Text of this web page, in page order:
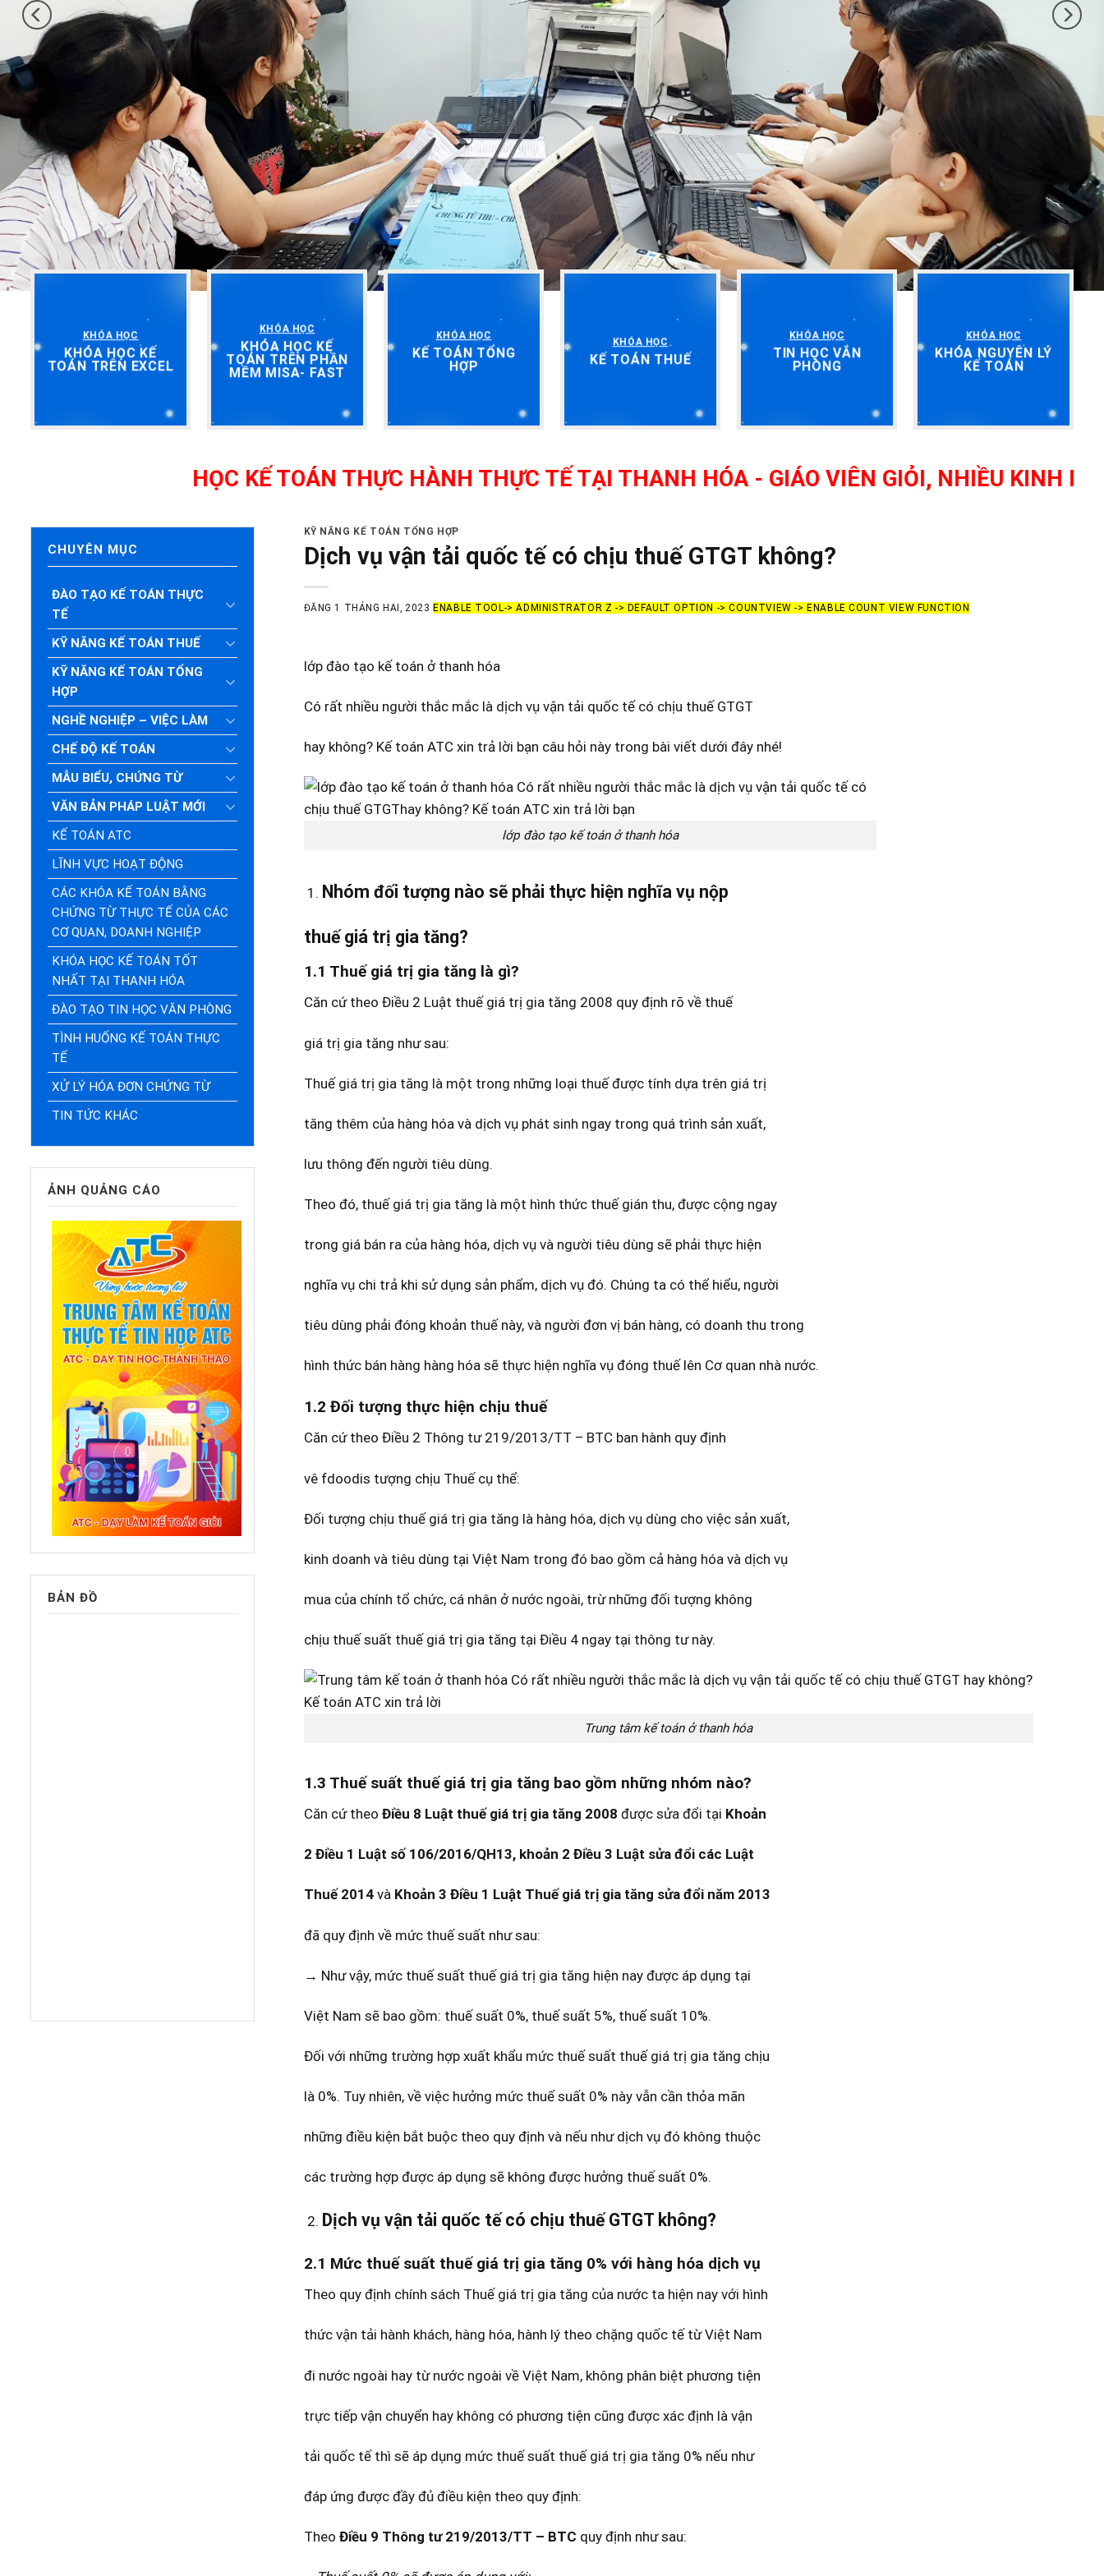
KHÓA HỌC
KHÓA HỌC KẾ
TOÁN TRÊN EXCEL
KHÓA HỌC
KHÓA HỌC KẾ
TOÁN TRÊN PHẦN
MỀM MISA- FAST
KHÓA HỌC
KẾ TOÁN TỔNG
HỢP
KHÓA HỌC
KẾ TOÁN THUẾ
KHÓA HỌC
TIN HỌC VĂN
PHÒNG
KHÓA HỌC
KHÓA NGUYÊN LÝ
KẾ TOÁN
HỌC KẾ TOÁN THỰC HÀNH THỰC TẾ TẠI THANH HÓA - GIÁO VIÊN GIỎI, NHIỀU KINH NGHIỆM
CHUYÊN MỤC
ĐÀO TẠO KẾ TOÁN THỰC
TẾ
KỸ NĂNG KẾ TOÁN THUẾ
KỸ NĂNG KẾ TOÁN TỔNG
HỢP
NGHỀ NGHIỆP – VIỆC LÀM
CHẾ ĐỘ KẾ TOÁN
MẪU BIỂU, CHỨNG TỪ
VĂN BẢN PHÁP LUẬT MỚI
KẾ TOÁN ATC
LĨNH VỰC HOẠT ĐỘNG
CÁC KHÓA KẾ TOÁN BẰNG
CHỨNG TỪ THỰC TẾ CỦA CÁC
CƠ QUAN, DOANH NGHIỆP
KHÓA HỌC KẾ TOÁN TỐT
NHẤT TẠI THANH HÓA
ĐÀO TẠO TIN HỌC VĂN PHÒNG
TÌNH HUỐNG KẾ TOÁN THỰC
TẾ
XỬ LÝ HÓA ĐƠN CHỨNG TỪ
TIN TỨC KHÁC
ẢNH QUẢNG CÁO
BẢN ĐỒ
KỸ NĂNG KẾ TOÁN TỔNG HỢP
Dịch vụ vận tải quốc tế có chịu thuế GTGT không?
ĐĂNG 1 THÁNG HAI, 2023 ENABLE TOOL-> ADMINISTRATOR Z -> DEFAULT OPTION -> COUNTVIEW -> ENABLE COUNT VIEW FUNCTION
lớp đào tạo kế toán ở thanh hóa
Có rất nhiều người thắc mắc là dịch vụ vận tải quốc tế có chịu thuế GTGT
hay không? Kế toán ATC xin trả lời bạn câu hỏi này trong bài viết dưới đây nhé!
lớp đào tạo kế toán ở thanh hóa
Nhóm đối tượng nào sẽ phải thực hiện nghĩa vụ nộp
thuế giá trị gia tăng?
1.1 Thuế giá trị gia tăng là gì?
Căn cứ theo Điều 2 Luật thuế giá trị gia tăng 2008 quy định rõ về thuế
giá trị gia tăng như sau:
Thuế giá trị gia tăng là một trong những loại thuế được tính dựa trên giá trị
tăng thêm của hàng hóa và dịch vụ phát sinh ngay trong quá trình sản xuất,
lưu thông đến người tiêu dùng.
Theo đó, thuế giá trị gia tăng là một hình thức thuế gián thu, được cộng ngay
trong giá bán ra của hàng hóa, dịch vụ và người tiêu dùng sẽ phải thực hiện
nghĩa vụ chi trả khi sử dụng sản phẩm, dịch vụ đó. Chúng ta có thể hiểu, người
tiêu dùng phải đóng khoản thuế này, và người đơn vị bán hàng, có doanh thu trong
hình thức bán hàng hàng hóa sẽ thực hiện nghĩa vụ đóng thuế lên Cơ quan nhà nước.
1.2 Đối tượng thực hiện chịu thuế
Căn cứ theo Điều 2 Thông tư 219/2013/TT – BTC ban hành quy định
vê fdoodis tượng chịu Thuế cụ thể:
Đối tượng chịu thuế giá trị gia tăng là hàng hóa, dịch vụ dùng cho việc sản xuất,
kinh doanh và tiêu dùng tại Việt Nam trong đó bao gồm cả hàng hóa và dịch vụ
mua của chính tổ chức, cá nhân ở nước ngoài, trừ những đối tượng không
chịu thuế suất thuế giá trị gia tăng tại Điều 4 ngay tại thông tư này.
Trung tâm kế toán ở thanh hóa
1.3 Thuế suất thuế giá trị gia tăng bao gồm những nhóm nào?
Căn cứ theo Điều 8 Luật thuế giá trị gia tăng 2008 được sửa đổi tại Khoản
2 Điều 1 Luật số 106/2016/QH13, khoản 2 Điều 3 Luật sửa đổi các Luật
Thuế 2014và Khoản 3 Điều 1 Luật Thuế giá trị gia tăng sửa đổi năm 2013
đã quy định về mức thuế suất như sau:
→ Như vậy, mức thuế suất thuế giá trị gia tăng hiện nay được áp dụng tại
Việt Nam sẽ bao gồm: thuế suất 0%, thuế suất 5%, thuế suất 10%.
Đối với những trường hợp xuất khẩu mức thuế suất thuế giá trị gia tăng chịu
là 0%. Tuy nhiên, về việc hưởng mức thuế suất 0% này vẫn cần thỏa mãn
những điều kiện bắt buộc theo quy định và nếu như dịch vụ đó không thuộc
các trường hợp được áp dụng sẽ không được hưởng thuế suất 0%.
Dịch vụ vận tải quốc tế có chịu thuế GTGT không?
2.1 Mức thuế suất thuế giá trị gia tăng 0% với hàng hóa dịch vụ
Theo quy định chính sách Thuế giá trị gia tăng của nước ta hiện nay với hình
thức vận tải hành khách, hàng hóa, hành lý theo chặng quốc tế từ Việt Nam
đi nước ngoài hay từ nước ngoài về Việt Nam, không phân biệt phương tiện
trực tiếp vận chuyển hay không có phương tiện cũng được xác định là vận
tải quốc tế thì sẽ áp dụng mức thuế suất thuế giá trị gia tăng 0% nếu như
đáp ứng được đầy đủ điều kiện theo quy định:
Theo Điều 9 Thông tư 219/2013/TT – BTC quy định như sau: